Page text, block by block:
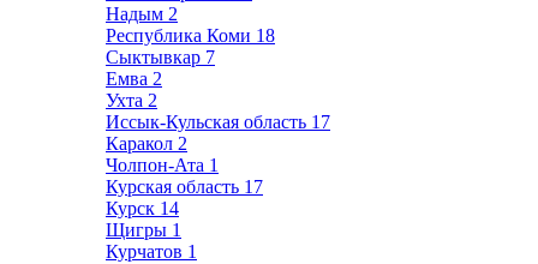
Надым 2
Республика Коми 18
Сыктывкар 7
Емва 2
Ухта 2
Иссык-Кульская область 17
Каракол 2
Чолпон-Ата 1
Курская область 17
Курск 14
Щигры 1
Курчатов 1